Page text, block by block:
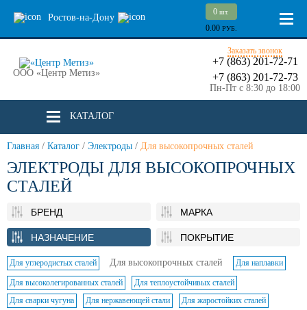
Ростов-на-Дону
0 шт.
0.00 РУБ.
ООО «Центр Метиз»
Заказать звонок
+7 (863) 201-72-71
+7 (863) 201-72-73
Пн-Пт с 8:30 до 18:00
КАТАЛОГ
Главная / Каталог / Электроды / Для высокопрочных сталей
ЭЛЕКТРОДЫ ДЛЯ ВЫСОКОПРОЧНЫХ
СТАЛЕЙ
БРЕНД МАРКА
НАЗНАЧЕНИЕ ПОКРЫТИЕ
Для углеродистых сталей Для высокопрочных сталей Для наплавки
Для высоколегированных сталей
Для теплоустойчивых сталей
Для сварки чугуна
Для нержавеющей стали
Для жаростойких сталей